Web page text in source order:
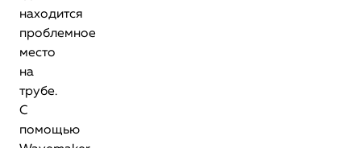
находится
проблемное
место
на
трубе.
С
помощью